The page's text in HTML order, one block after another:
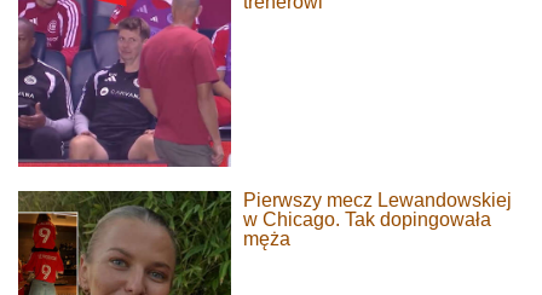
Pierwszy mecz Lewandowskiej
w Chicago. Tak dopingowała
męża